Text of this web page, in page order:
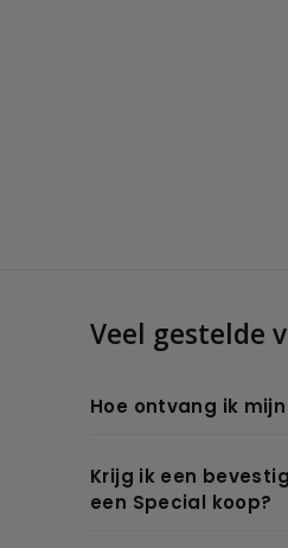
Veel gestelde
Hoe ontvang ik
Krijg ik een
een Special koop?